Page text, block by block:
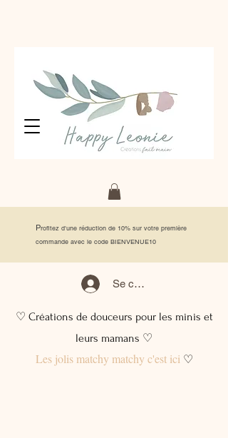
Profitez d'une réduction de 10% sur votre première
commande avec le code BIENVENUE10
Se connecter
♡ Créations de douceurs pour les minis et
leurs mamans ♡
Les jolis matchy matchy c'est ici♡